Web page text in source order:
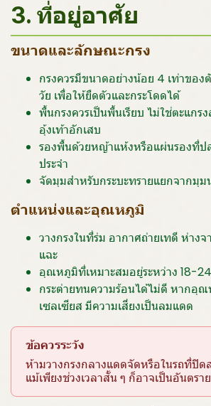
3. ที่อยู่อาศัย
ขนาดและลักษณะกรง
กรงควรมีขนาดอย่างน้อย 4 เท่าของ
วัย เพื่อให้ยืดตัวและกระโดดได้
พื้นกรงควรเป็นพื้นเรียบ ไม่ใช่ตะแกร
อุ้งเท้าอักเสบ
รองพื้นด้วยหญ้าแห้งหรือแผ่นรองที่ป
ประจำ
จัดมุมสำหรับกระบะทรายแยกจากมุ
ตำแหน่งและอุณหภูมิ
วางกรงในที่ร่ม อากาศถ่ายเทดี ห่าง
แฉะ
อุณหภูมิที่เหมาะสมอยู่ระหว่าง 18-
กระต่ายทนความร้อนได้ไม่ดี หากอุ
เซลเซียส มีความเสี่ยงเป็นลมแดด
ข้อควรระวัง
ห้ามวางกรงกลางแดดจัดหรือในรถที่ปิ
แม้เพียงช่วงเวลาสั้น ๆ ก็อาจเป็นอันตรา